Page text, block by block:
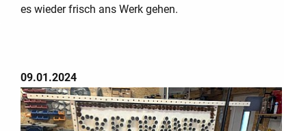
es wieder frisch ans Werk gehen.
09.01.2024